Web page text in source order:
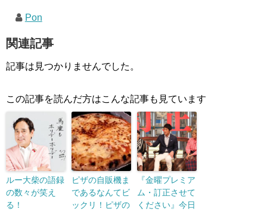
Pon
関連記事
記事は見つかりませんでした。
この記事を読んだ方はこんな記事も見ています
ルー大柴の語録
の数々が笑え
る！
ピザの自販機ま
であるなんてビ
ックリ！ピザの
『金曜プレミア
ム・訂正させて
ください』今日